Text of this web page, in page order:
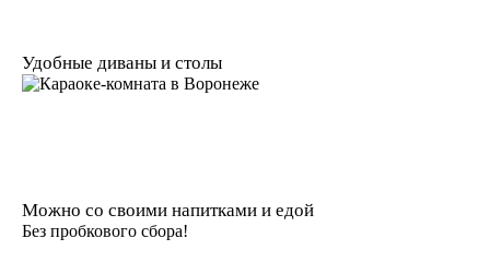
Удобные диваны и столы
Можно со своими напитками и едой
Без пробкового сбора!